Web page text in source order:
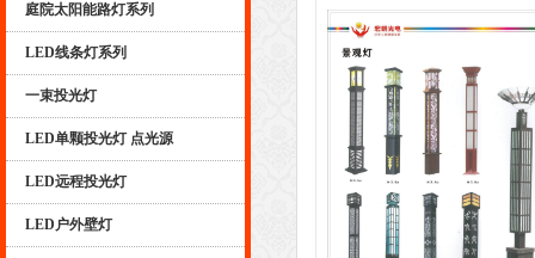
庭院太阳能路灯系列
LED线条灯系列
一束投光灯
LED单颗投光灯 点光源
LED远程投光灯
LED户外壁灯